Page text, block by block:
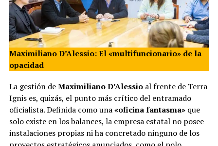
Maximiliano D’Alessio: El «multifuncionario» de la
opacidad
La gestión deMaximiliano D’Alessioal frente de Terra
Ignis es, quizás, el punto más crítico del entramado
oficialista. Definida como una«oficina fantasma»que
solo existe en los balances, la empresa estatal no posee
instalaciones propias ni ha concretado ninguno de los